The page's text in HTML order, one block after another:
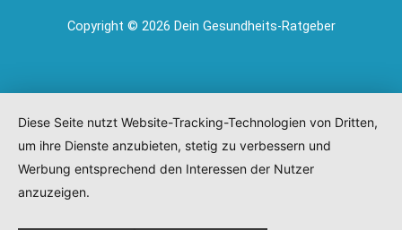
Copyright © 2026 Dein Gesundheits-Ratgeber
Diese Seite nutzt Website-Tracking-Technologien von Dritten,
um ihre Dienste anzubieten, stetig zu verbessern und
Werbung entsprechend den Interessen der Nutzer
anzuzeigen.